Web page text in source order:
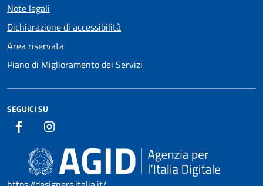
Note legali
Dichiarazione di accessibilità
Area riservata
Piano di Miglioramento dei Servizi
SEGUICI SU